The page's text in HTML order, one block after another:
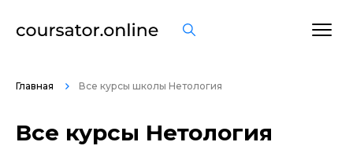
Главная Все курсы школы Нетология
Все курсы Нетология